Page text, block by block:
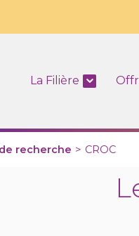
La Filière
recherche > CROC